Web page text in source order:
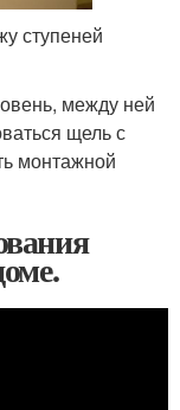
ступеней
между ней
щель с
монтажной